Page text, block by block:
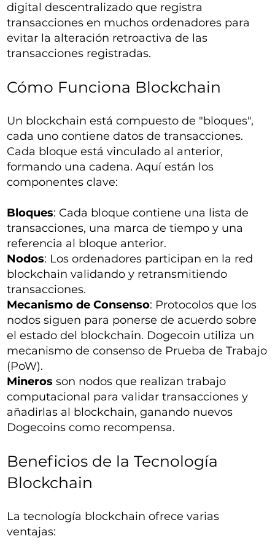
digital descentralizado que registra
transacciones en muchos ordenadores para
evitar la alteración retroactiva de las
transacciones registradas.
Cómo Funciona Blockchain
Un blockchain está compuesto de "bloques",
cada uno contiene datos de transacciones.
Cada bloque está vinculado al anterior,
formando una cadena. Aquí están los
componentes clave:
Bloques: Cada bloque contiene una lista de
transacciones, una marca de tiempo y una
referencia al bloque anterior.
Nodos: Los ordenadores participan en la red
blockchain validando y retransmitiendo
transacciones.
Mecanismo de Consenso: Protocolos que los
nodos siguen para ponerse de acuerdo sobre
el estado del blockchain. Dogecoin utiliza un
mecanismo de consenso de Prueba de Trabajo
(PoW).
Mineros son nodos que realizan trabajo
computacional para validar transacciones y
añadirlas al blockchain, ganando nuevos
Dogecoins como recompensa.
Beneficios de la Tecnología
Blockchain
La tecnología blockchain ofrece varias
ventajas: